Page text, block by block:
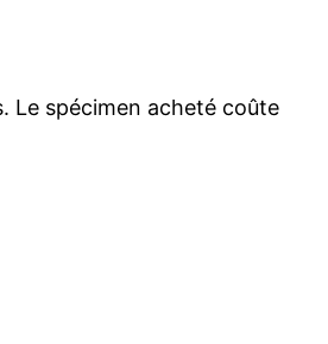
Le spécimen acheté coûte